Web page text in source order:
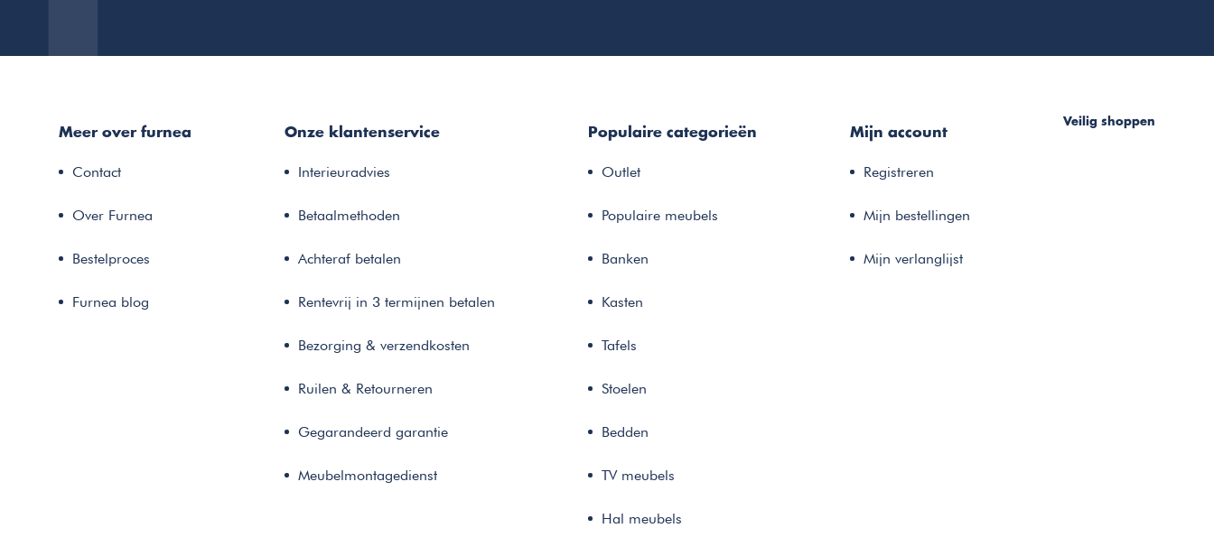
Meer over furnea
Contact
Over Furnea
Bestelproces
Furnea blog
Onze klantenservice
Interieuradvies
Betaalmethoden
Achteraf betalen
Rentevrij in 3 termijnen betalen
Bezorging & verzendkosten
Ruilen & Retourneren
Gegarandeerd garantie
Meubelmontagedienst
Populaire categorieën
Outlet
Populaire meubels
Banken
Kasten
Tafels
Stoelen
Bedden
TV meubels
Hal meubels
Mijn account
Registreren
Mijn bestellingen
Mijn verlanglijst
Veilig shoppen